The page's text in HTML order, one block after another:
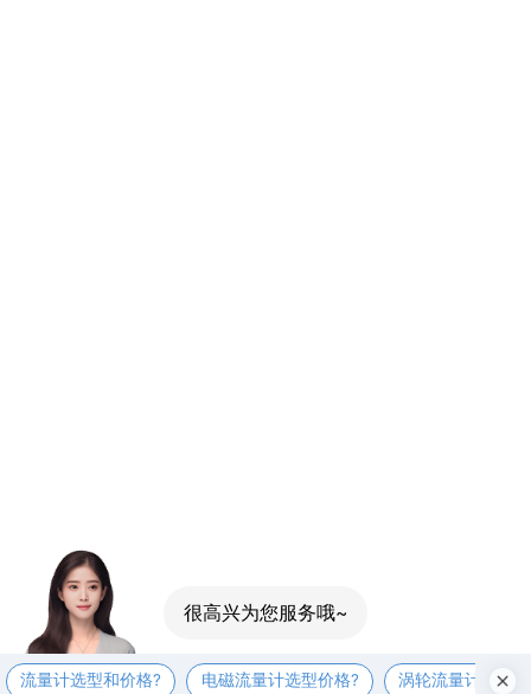
流量计选型和价格? 电磁流量计选型价格? 涡轮流量计选型